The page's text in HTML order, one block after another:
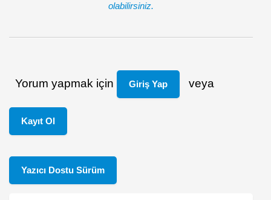
olabilirsiniz.
Yorum yapmak için Giriş Yap veya
Kayıt Ol
Yazıcı Dostu Sürüm